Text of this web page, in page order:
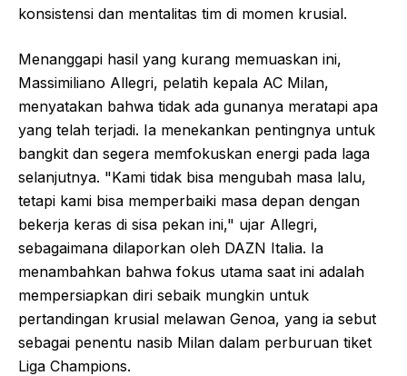
konsistensi dan mentalitas tim di momen krusial.
Menanggapi hasil yang kurang memuaskan ini,
Massimiliano Allegri, pelatih kepala AC Milan,
menyatakan bahwa tidak ada gunanya meratapi apa
yang telah terjadi. Ia menekankan pentingnya untuk
bangkit dan segera memfokuskan energi pada laga
selanjutnya. "Kami tidak bisa mengubah masa lalu,
tetapi kami bisa memperbaiki masa depan dengan
bekerja keras di sisa pekan ini," ujar Allegri,
sebagaimana dilaporkan oleh DAZN Italia. Ia
menambahkan bahwa fokus utama saat ini adalah
mempersiapkan diri sebaik mungkin untuk
pertandingan krusial melawan Genoa, yang ia sebut
sebagai penentu nasib Milan dalam perburuan tiket
Liga Champions.